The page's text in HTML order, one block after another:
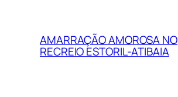
AMARRAÇÃO AMOROSA NO
RECREIO ESTORIL-ATIBAIA